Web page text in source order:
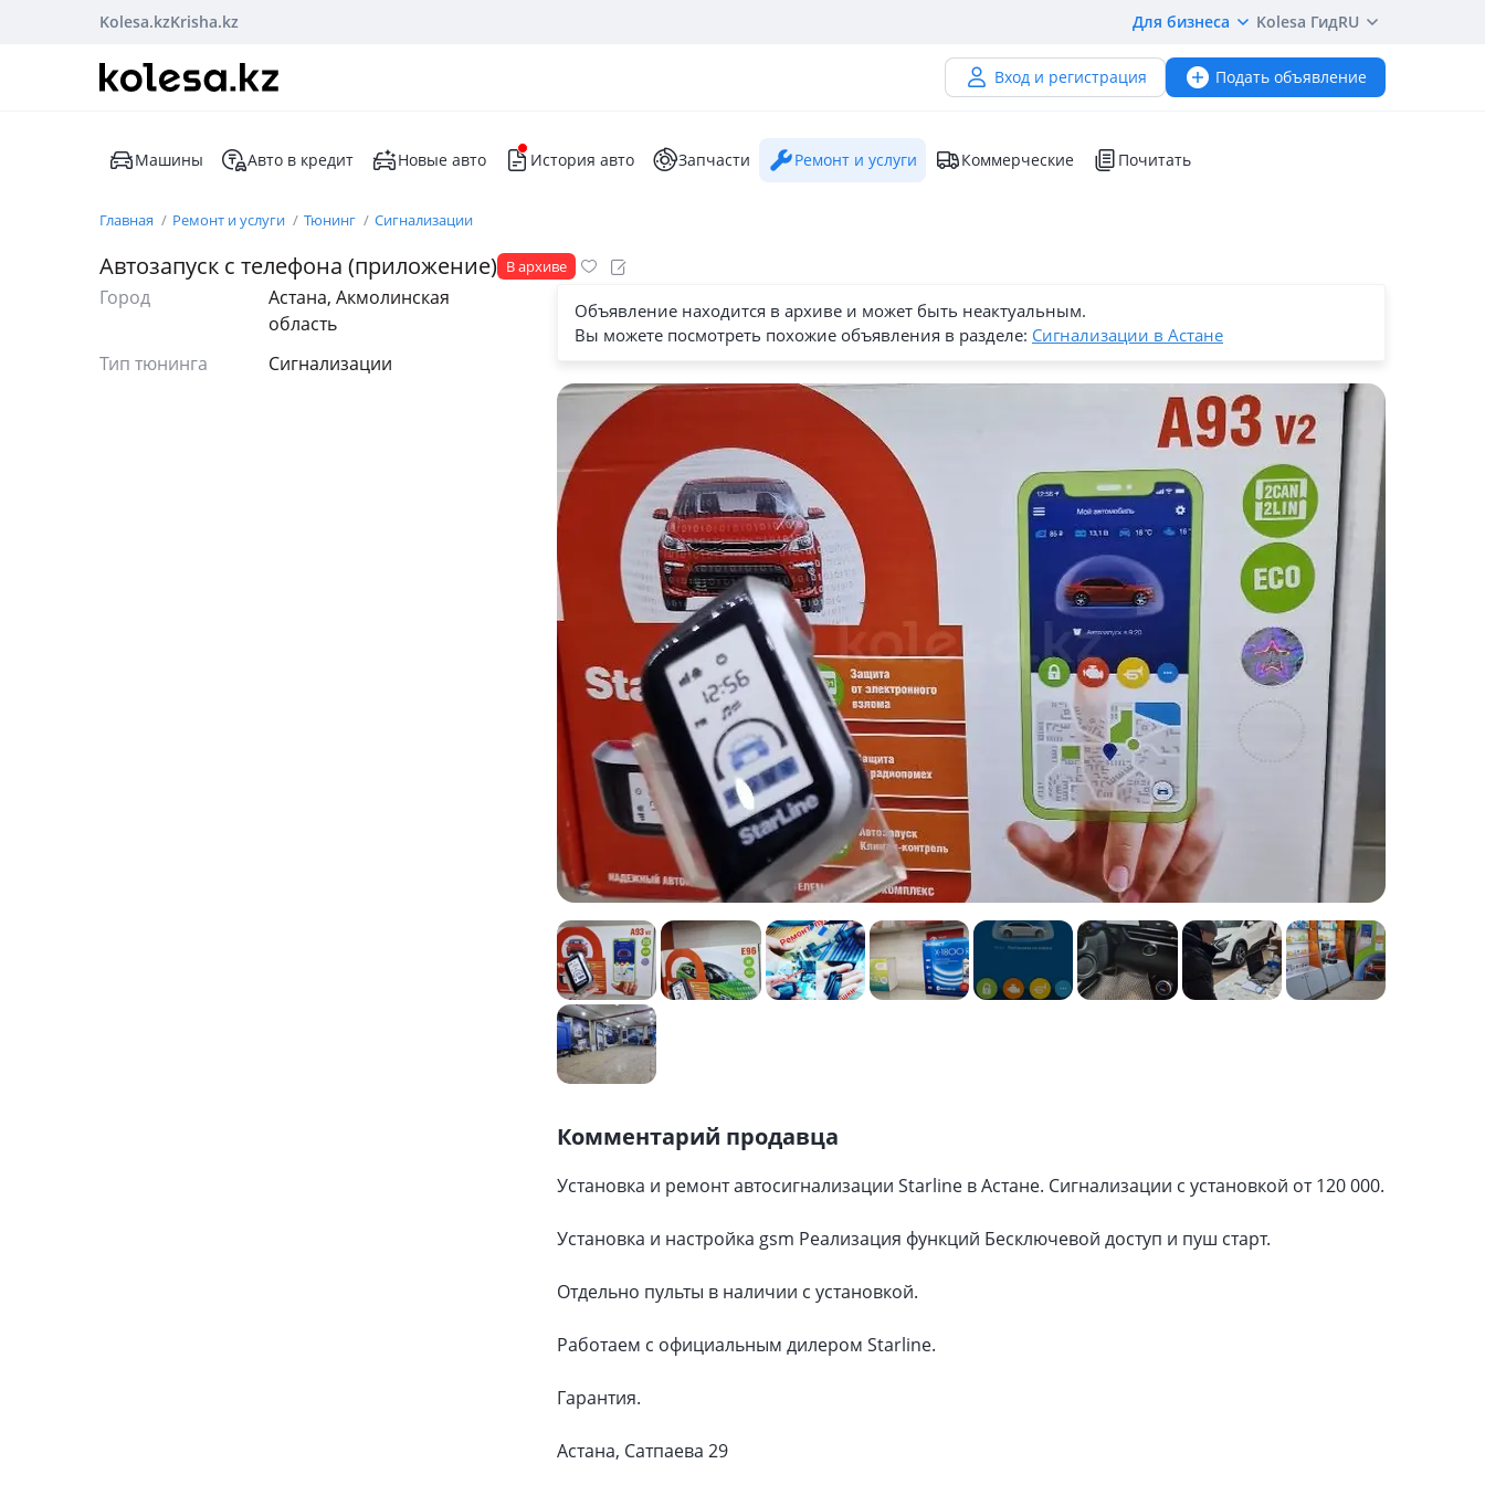
Kolesa.kzKrisha.kz Для бизнеса Kolesa ГидRU
Вход и регистрация Подать объявление
Машины Авто в кредит Новые авто История авто Запчасти Ремонт и услуги Коммерческие Почитать
Главная Ремонт и услуги Тюнинг Сигнализации
Автозапуск с телефона (приложение) В архиве
Город
Астана, Акмолинская
область
Тип тюнинга
Сигнализации
Объявление находится в архиве и может быть неактуальным.
Вы можете посмотреть похожие объявления в разделе: Сигнализации в Астане
Комментарий продавца
Установка и ремонт автосигнализации Starline в Астане. Сигнализации с установкой от 120 000.
Установка и настройка gsm Реализация функций Бесключевой доступ и пуш старт.
Отдельно пульты в наличии с установкой.
Работаем с официальным дилером Starline.
Гарантия.
Астана, Сатпаева 29